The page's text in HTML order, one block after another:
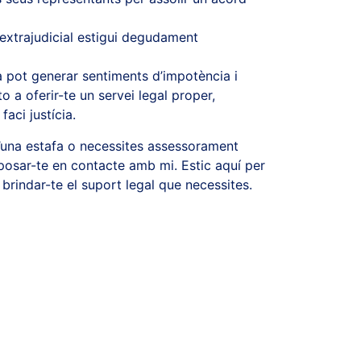
estigui degudament
generar sentiments d’impotència i
a oferir-te un servei legal proper,
justícia.
estafa o necessites assessorament
te en contacte amb mi. Estic aquí per
te el suport legal que necessites.